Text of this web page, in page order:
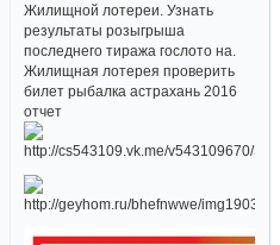
Жилищной лотереи. Узнать
результаты розыгрыша
последнего тиража гослото на.
Жилищная лотерея проверить
билет рыбалка астрахань 2016
отчет